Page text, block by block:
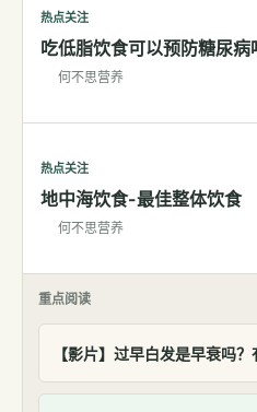
热点关注
吃低脂饮食可以预防糖尿病
何不思营养
热点关注
地中海饮食-最佳整体饮食
何不思营养
重点阅读
【影片】过早白发是早衰吗？